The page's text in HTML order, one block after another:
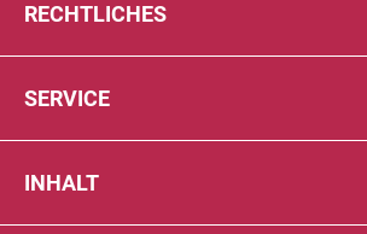
RECHTLICHES
SERVICE
INHALT